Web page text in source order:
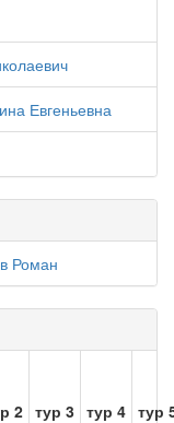
Евгеньевна
Роман
2 тур 3 тур 4 тур